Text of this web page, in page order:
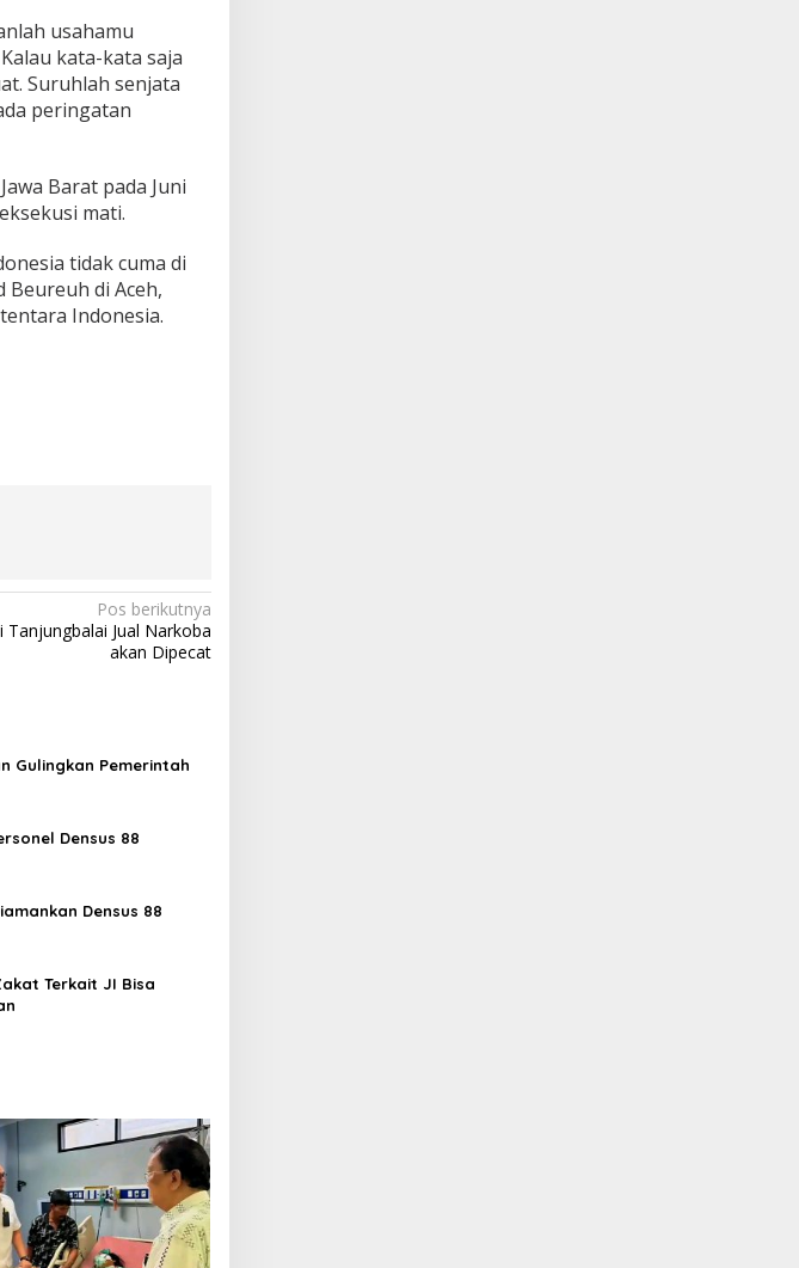
usahamu
kata-kata saja
Suruhlah senjata
peringatan
Barat pada Juni
mati.
tidak cuma di
Beureuh di Aceh,
Indonesia.
Pos berikutnya
Tanjungbalai Jual Narkoba
akan Dipecat
Gulingkan Pemerintah
Densus 88
Densus 88
Terkait JI Bisa